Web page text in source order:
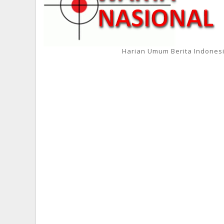
Harian Umum Berita